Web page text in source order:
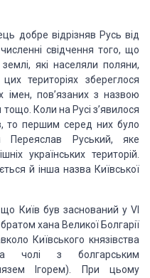
добре відрізняв Русь від
свідчення того, що
які населяли поляни,
територіях збереглося
імен, пов’язаних з назвою
Коли на Русі з’явилося
то першим серед них було
Переяслав Руський, яке
українських територій.
й інша назва Київської
що Київ був заснований у VI
хана ВеликоїБолгарії
Київського князівства
на чолі з болгарським
Ігорем). При цьому